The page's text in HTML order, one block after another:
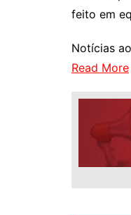
feito em
Notícias
Read More